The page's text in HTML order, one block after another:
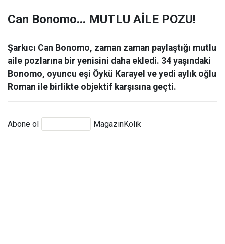
Can Bonomo... MUTLU AİLE POZU!
Şarkıcı Can Bonomo, zaman zaman paylaştığı mutlu
aile pozlarına bir yenisini daha ekledi. 34 yaşındaki
Bonomo, oyuncu eşi Öykü Karayel ve yedi aylık oğlu
Roman ile birlikte objektif karşısına geçti.
Abone ol MagazinKolik